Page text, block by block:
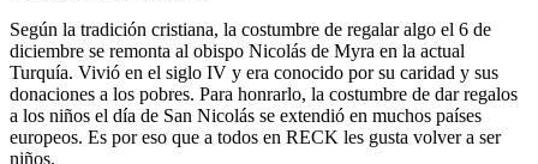
Según la tradición cristiana, la costumbre de regalar algo el 6 de
diciembre se remonta al obispo Nicolás de Myra en la actual
Turquía. Vivió en el siglo IV y era conocido por su caridad y sus
donaciones a los pobres. Para honrarlo, la costumbre de dar regalos
a los niños el día de San Nicolás se extendió en muchos países
europeos. Es por eso que a todos en RECK les gusta volver a ser
niños.